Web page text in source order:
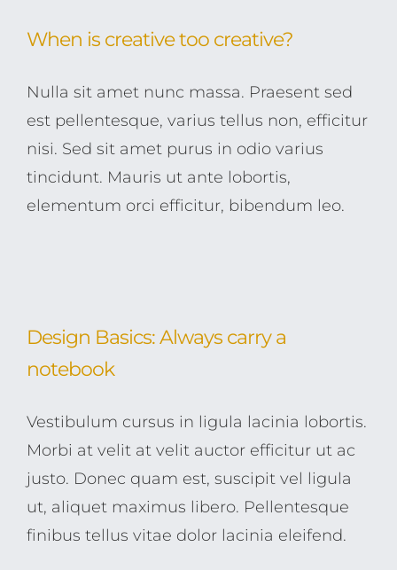
When is creative too creative?
Nulla sit amet nunc massa. Praesent sed
est pellentesque, varius tellus non, efficitur
nisi. Sed sit amet purus in odio varius
tincidunt. Mauris ut ante lobortis,
elementum orci efficitur, bibendum leo.
Design Basics: Always carry a
notebook
Vestibulum cursus in ligula lacinia lobortis.
Morbi at velit at velit auctor efficitur ut ac
justo. Donec quam est, suscipit vel ligula
ut, aliquet maximus libero. Pellentesque
finibus tellus vitae dolor lacinia eleifend.